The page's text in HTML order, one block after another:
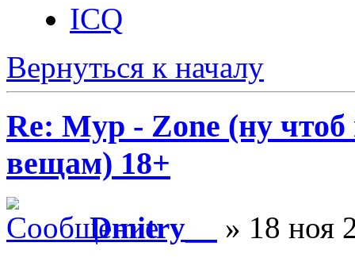
ICQ
Вернуться к началу
Re: Myp - Zone (ну
вещам) 18+
Dmitry__
» 18 ноя